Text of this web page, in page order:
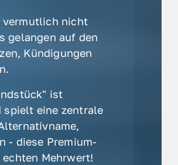
vermutlich nicht
gelangen auf den
Kündigungen
ist
eine zentrale
- diese Premium-
Mehrwert!